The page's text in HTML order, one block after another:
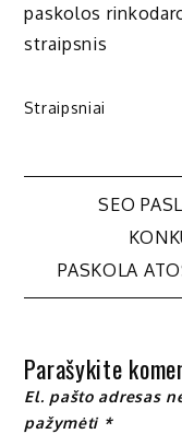
paskolos
straipsnis
Straipsniai
tarp
SEO
PASKOLA
Parašykite
El. pašto adresas
pažymėti *